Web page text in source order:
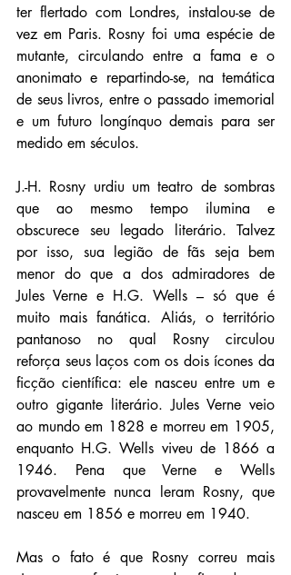
ter flertado com Londres, instalou-se de
vez em Paris. Rosny foi uma espécie de
mutante, circulando entre a fama e o
anonimato e repartindo-se, na temática
de seus livros, entre o passado imemorial
e um futuro longínquo demais para ser
medido em séculos.
J.-H. Rosny urdiu um teatro de sombras
que ao mesmo tempo ilumina e
obscurece seu legado literário. Talvez
por isso, sua legião de fãs seja bem
menor do que a dos admiradores de
Jules Verne e H.G. Wells – só que é
muito mais fanática. Aliás, o território
pantanoso no qual Rosny circulou
reforça seus laços com os dois ícones da
ficção científica: ele nasceu entre um e
outro gigante literário. Jules Verne veio
ao mundo em 1828 e morreu em 1905,
enquanto H.G. Wells viveu de 1866 a
1946. Pena que Verne e Wells
provavelmente nunca leram Rosny, que
nasceu em 1856 e morreu em 1940.
Mas o fato é que Rosny correu mais